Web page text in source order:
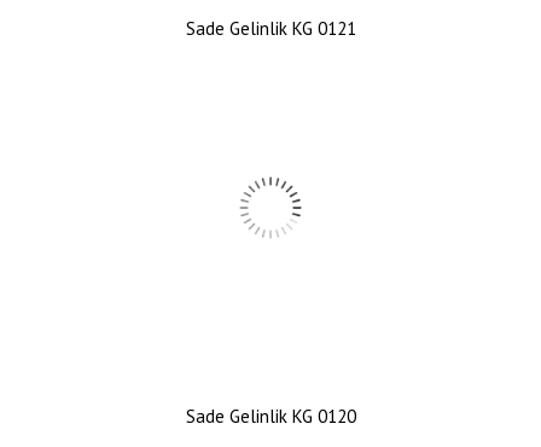
Sade Gelinlik KG 0121
Sade Gelinlik KG 0120